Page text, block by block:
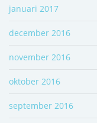
januari 2017
december 2016
november 2016
oktober 2016
september 2016